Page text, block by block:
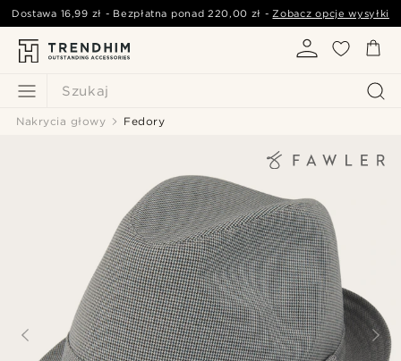
Szukaj
Dostawa 16,99 zł - Bezpłatna ponad220,00 zł -Zobacz opcje wysyłki
Nakrycia głowy Fedory